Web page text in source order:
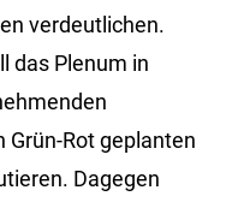
verdeutlichen.
das Plenum in
Grün-Rot geplanten
Dagegen